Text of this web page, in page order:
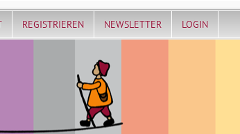
REGISTRIEREN NEWSLETTER LOGIN